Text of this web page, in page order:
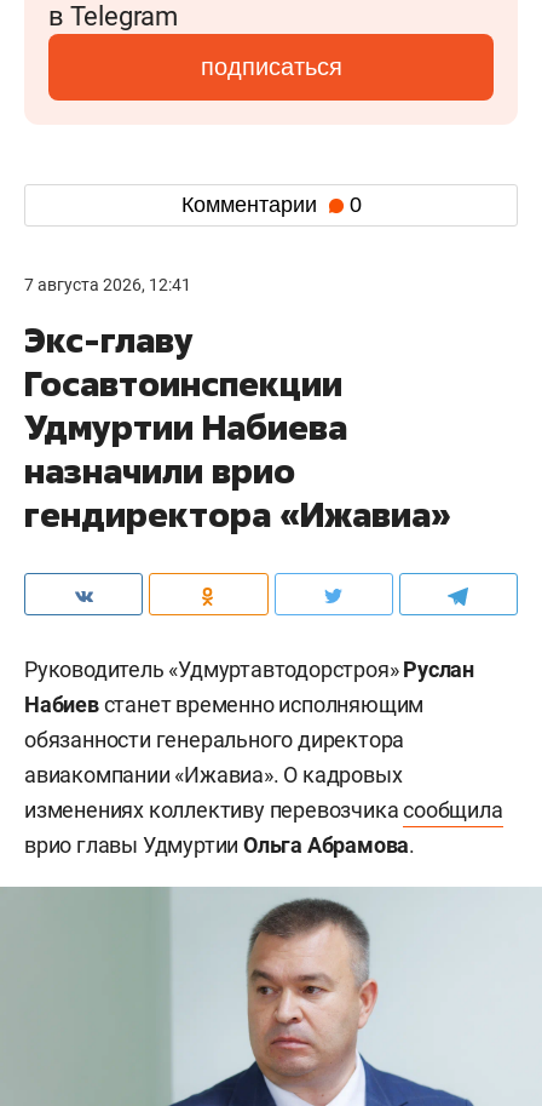
в Telegram
подписаться
Комментарии 0
7 августа 2026, 12:41
Экс-главу
Госавтоинспекции
Удмуртии Набиева
назначили врио
гендиректора «Ижавиа»
Руководитель «Удмуртавтодорстроя»Руслан
Набиевстанет временно исполняющим
обязанности генерального директора
авиакомпании «Ижавиа». О кадровых
изменениях коллективу перевозчикасообщила
врио главы УдмуртииОльга Абрамова.